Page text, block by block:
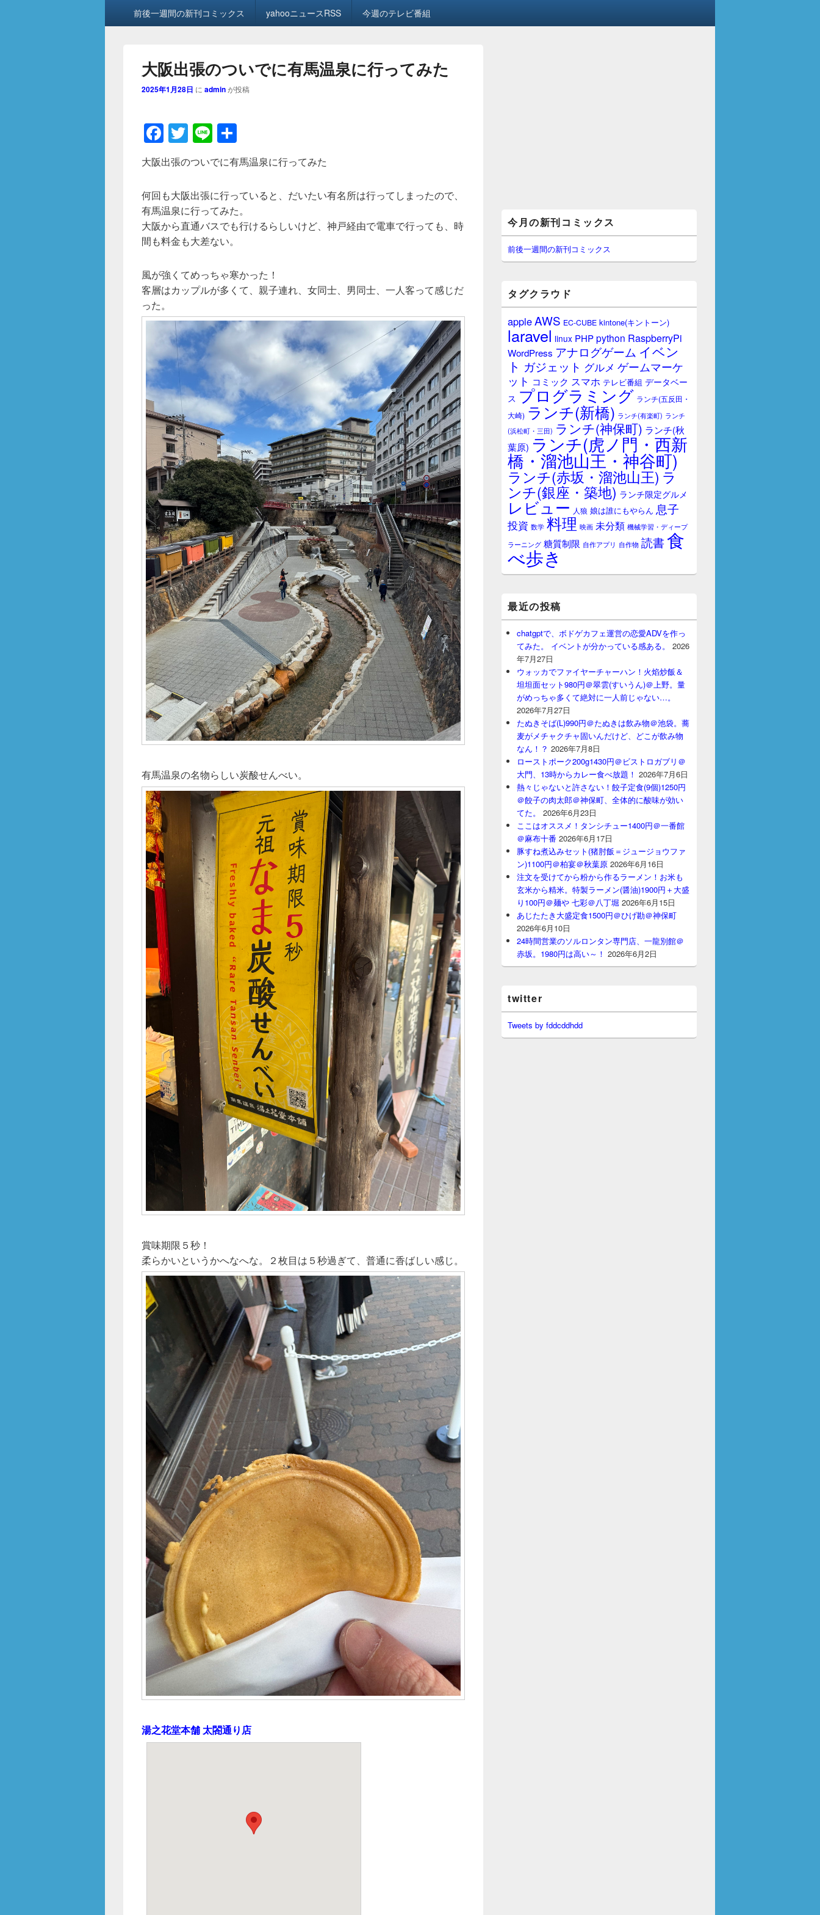
前後一週間の新刊コミックス yahooニュースRSS 今週のテレビ番組
大阪出張のついでに有馬温泉に行ってみた
2025年1月28日 に adminが投稿
F
a
c
e
b
o
o
k
T
wi
tt
er
Li
n
e
有
大阪出張のついでに有馬温泉に行ってみた
何回も大阪出張に行っていると、だいたい有名所は行ってしまったので、
有馬温泉に行ってみた。
大阪から直通バスでも行けるらしいけど、神戸経由で電車で行っても、時
間も料金も大差ない。
風が強くてめっちゃ寒かった！
客層はカップルが多くて、親子連れ、女同士、男同士、一人客って感じだ
った。
有馬温泉の名物らしい炭酸せんべい。
賞味期限５秒！
柔らかいというかへなへな。２枚目は５秒過ぎて、普通に香ばしい感じ。
湯之花堂本舗 太閤通り店
イ
ン
サ
イ
ー
ジ
ッ
ト
今月の新刊コミックス
前後一週間の新刊コミックス
タグクラウド
appleAWS EC-CUBE kintone(キントーン)
laravel linux PHPpython RaspberryPi
WordPress アナログゲーム イベン
ト ガジェット グルメ ゲームマーケ
ット コミック スマホ テレビ番組 データベー
ス プログラミング ランチ(五反田・
大崎) ランチ(新橋) ランチ(有楽町) ランチ
(浜松町・三田) ランチ(神保町) ランチ(秋
葉原) ランチ(虎ノ門・西新
橋・溜池山王・神谷町)
ランチ(赤坂・溜池山王) ラ
ンチ(銀座・築地) ランチ限定グルメ
レビュー 人狼 娘は誰にもやらん 息子
投資 数学 料理 映画 未分類 機械学習・ディープ
ラーニング 糖質制限 自作アプリ 自作物 読書食
べ歩き
最近の投稿
chatgptで、ボドゲカフェ運営の恋愛ADVを作っ
てみた。 イベントが分かっている感ある。
2026
年7月27日
ウォッカでファイヤーチャーハン！火焰炒飯＆
坦坦面セット980円＠翠雲(すいうん)＠上野。量
がめっちゃ多くて絶対に一人前じゃない…。
2026年7月27日
たぬきそば(L)990円＠たぬきは飲み物＠池袋。蕎
麦がメチャクチャ固いんだけど、どこが飲み物
なん！？ 2026年7月8日
ローストポーク200g1430円＠ビストロガブリ＠
大門、13時からカレー食べ放題！ 2026年7月6日
熱々じゃないと許さない！餃子定食(9個)1250円
＠餃子の肉太郎＠神保町、全体的に酸味が効い
てた。
2026年6月23日
ここはオススメ！タンシチュー1400円＠一番館
＠麻布十番 2026年6月17日
豚すね煮込みセット(猪肘飯＝ジュージョウファ
ン)1100円＠柏宴＠秋葉原 2026年6月16日
注文を受けてから粉から作るラーメン！お米も
玄米から精米。特製ラーメン(醤油)1900円＋大盛
り100円＠麺や 七彩＠八丁堀 2026年6月15日
あじたたき大盛定食1500円＠ひげ勘＠神保町
2026年6月10日
24時間営業のソルロンタン専門店、一龍別館＠
赤坂。1980円は高い～！ 2026年6月2日
twitter
Tweets by fddcddhdd